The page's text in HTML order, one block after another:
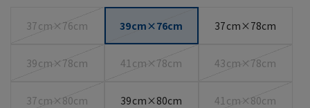
37cm×76cm 39cm×76cm 37cm×78cm
39cm×78cm 41cm×78cm 43cm×78cm
37cm×80cm 39cm×80cm 41cm×80cm